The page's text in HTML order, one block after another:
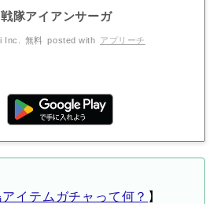
隊アイアンサーガ
Inc. 無料 posted with アプリーチ
イテムガチャって何？ 】